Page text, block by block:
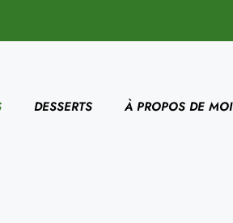
DESSERTS À PROPOS DE MOI